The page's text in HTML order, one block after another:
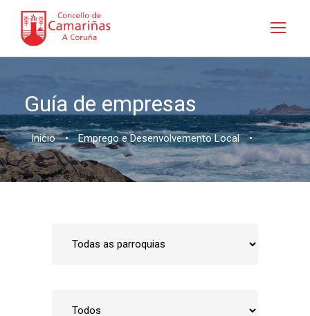
Guía de empresas
Inicio • Emprego e Desenvolvemento Local •